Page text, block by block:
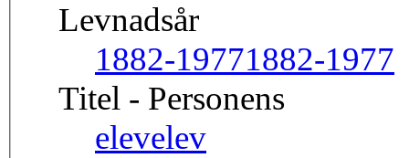
Levnadsår
1882-19771882-1977
Titel - Personens
elevelev